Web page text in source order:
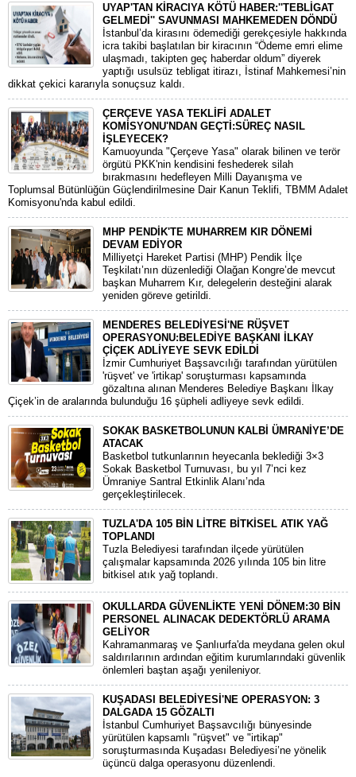
UYAP'TAN KİRACIYA KÖTÜ HABER:''TEBLİGAT
GELMEDİ'' SAVUNMASI MAHKEMEDEN DÖNDÜ
​İstanbul’da kirasını ödemediği gerekçesiyle hakkında
icra takibi başlatılan bir kiracının “Ödeme emri elime
ulaşmadı, takipten geç haberdar oldum” diyerek
yaptığı usulsüz tebligat itirazı, İstinaf Mahkemesi’nin
dikkat çekici kararıyla sonuçsuz kaldı.
ÇERÇEVE YASA TEKLİFİ ADALET
KOMİSYONU'NDAN GEÇTİ:SÜREÇ NASIL
İŞLEYECEK?
​Kamuoyunda "Çerçeve Yasa" olarak bilinen ve terör
örgütü PKK'nin kendisini feshederek silah
bırakmasını hedefleyen Milli Dayanışma ve
Toplumsal Bütünlüğün Güçlendirilmesine Dair Kanun Teklifi, TBMM Adalet
Komisyonu'nda kabul edildi.
MHP PENDİK'TE MUHARREM KIR DÖNEMİ
DEVAM EDİYOR
​Milliyetçi Hareket Partisi (MHP) Pendik İlçe
Teşkilatı’nın düzenlediği Olağan Kongre’de mevcut
başkan Muharrem Kır, delegelerin desteğini alarak
yeniden göreve getirildi.
MENDERES BELEDİYESİ'NE RÜŞVET
OPERASYONU:BELEDİYE BAŞKANI İLKAY
ÇİÇEK ADLİYEYE SEVK EDİLDİ
​İzmir Cumhuriyet Başsavcılığı tarafından yürütülen
'rüşvet' ve 'irtikap' soruşturması kapsamında
gözaltına alınan Menderes Belediye Başkanı İlkay
Çiçek’in de aralarında bulunduğu 16 şüpheli adliyeye sevk edildi.
SOKAK BASKETBOLUNUN KALBİ ÜMRANİYE’DE
ATACAK
Basketbol tutkunlarının heyecanla beklediği 3×3
Sokak Basketbol Turnuvası, bu yıl 7’nci kez
Ümraniye Santral Etkinlik Alanı’nda
gerçekleştirilecek.
TUZLA'DA 105 BİN LİTRE BİTKİSEL ATIK YAĞ
TOPLANDI
Tuzla Belediyesi tarafından ilçede yürütülen
çalışmalar kapsamında 2026 yılında 105 bin litre
bitkisel atık yağ toplandı.
OKULLARDA GÜVENLİKTE YENİ DÖNEM:30 BİN
PERSONEL ALINACAK DEDEKTÖRLÜ ARAMA
GELİYOR
​Kahramanmaraş ve Şanlıurfa'da meydana gelen okul
saldırılarının ardından eğitim kurumlarındaki güvenlik
önlemleri baştan aşağı yenileniyor.
KUŞADASI BELEDİYESİ'NE OPERASYON: 3
DALGADA 15 GÖZALTI
​İstanbul Cumhuriyet Başsavcılığı bünyesinde
yürütülen kapsamlı "rüşvet" ve "irtikap"
soruşturmasında Kuşadası Belediyesi’ne yönelik
üçüncü dalga operasyonu düzenlendi.